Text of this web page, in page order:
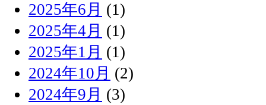
2025年6月 (1)
2025年4月 (1)
2025年1月 (1)
2024年10月 (2)
2024年9月 (3)